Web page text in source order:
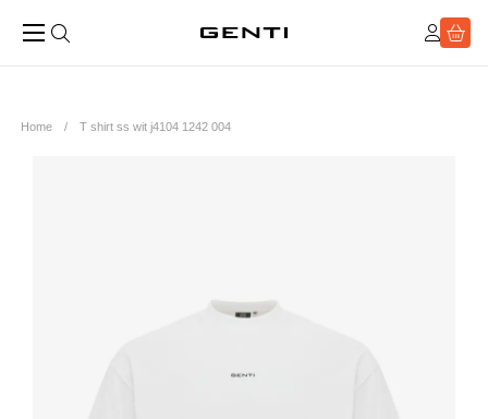
Home T shirt ss wit j4104 1242 004